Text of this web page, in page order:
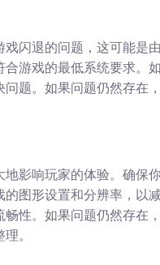
闪退的问题，这可能是
游戏的最低系统要求。
题。如果问题仍然存在
影响玩家的体验。确保
图形设置和分辨率，以
性。如果问题仍然存在
。